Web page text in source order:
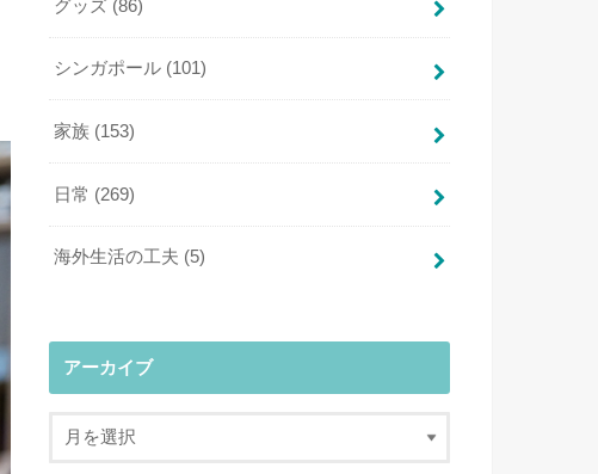
グッズ (86)
シンガポール (101)
家族 (153)
日常 (269)
海外生活の工夫 (5)
アーカイブ